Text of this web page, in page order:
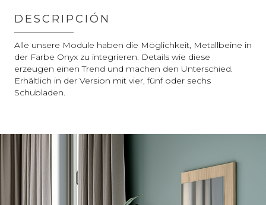
DESCRIPCIÓN
Alle unsere Module haben die Möglichkeit, Metallbeine in
der Farbe Onyx zu integrieren. Details wie diese
erzeugen einen Trend und machen den Unterschied.
Erhältlich in der Version mit vier, fünf oder sechs
Schubladen.